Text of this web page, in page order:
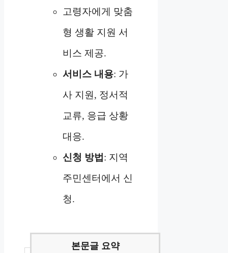
고령자에게 맞춤
형 생활 지원 서
비스 제공.
서비스 내용: 가
사 지원, 정서적
교류, 응급 상황
대응.
신청 방법 : 지역
주민센터에서 신
청.